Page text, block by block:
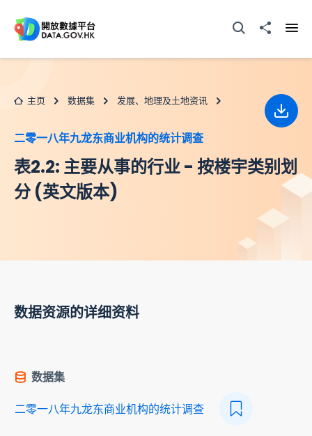
打开搜寻器分享至
主页 数据集 发展、地理及土地资讯
二零一八年九龙东商业机构的统计调查
表2.2: 主要从事的行业 - 按楼宇类别划
分 (英文版本)
下载
数据资源的详细资料
数据集
二零一八年九龙东商业机构的统计调查